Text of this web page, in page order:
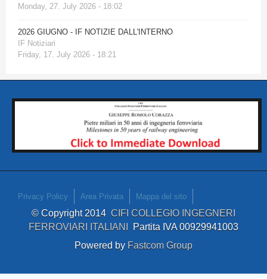
Monday, 27. July 2026 - 18:02
2026 GIUGNO - IF NOTIZIE DALL'INTERNO
IF Notiziari
Friday, 17. July 2026 - 18:21
Privacy Policy Area Privata Mappa del sito
© Copyright 2014 CIFI COLLEGIO INGEGNERI
FERROVIARI ITALIANI Partita IVA 00929941003
Powered by Fastcom Group